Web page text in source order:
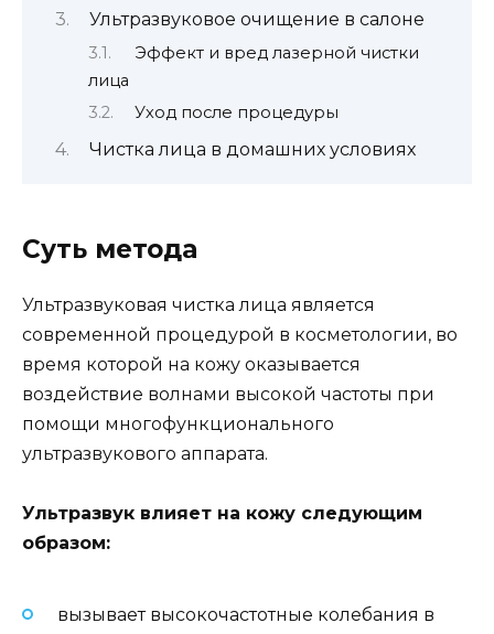
Ультразвуковое очищение в салоне
Эффект и вред лазерной чистки
лица
Уход после процедуры
Чистка лица в домашних условиях
Суть метода
Ультразвуковая чистка лица является
современной процедурой в косметологии, во
время которой на кожу оказывается
воздействие волнами высокой частоты при
помощи многофункционального
ультразвукового аппарата.
Ультразвук влияет на кожу следующим
образом:
вызывает высокочастотные колебания в